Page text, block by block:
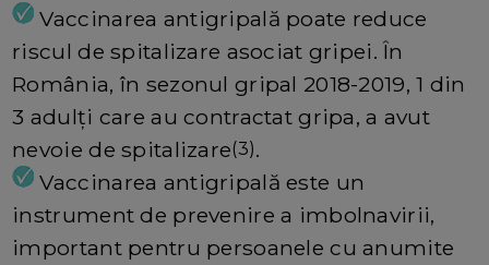
Vaccinarea antigripală poate reduce
riscul de spitalizare asociat gripei. În
România, în sezonul gripal 2018-2019, 1 din
3 adulți care au contractat gripa, a avut
nevoie de spitalizare(3).
Vaccinarea antigripală este un
instrument de prevenire a imbolnavirii,
important pentru persoanele cu anumite